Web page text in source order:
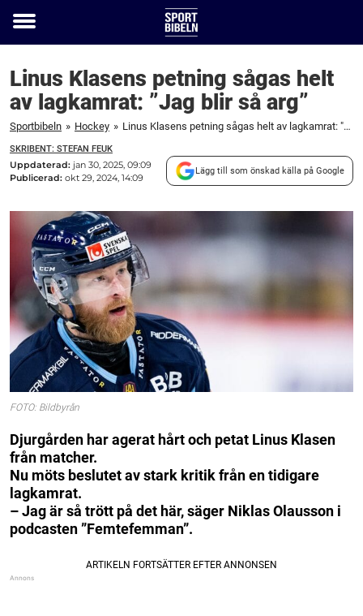
Toggle
Linus Klasens petning sågas helt
av lagkamrat: ”Jag blir så arg”
Sportbibeln » Hockey » Linus Klasens petning sågas helt av lagkamrat: "Jag blir så arg"
SKRIBENT: STEFAN FEUK
Uppdaterad: jan 30, 2025, 09:09
Publicerad: okt 29, 2024, 14:09
Lägg till som önskad källa på Google
FOTO: Bildbyrån
Djurgården har agerat hårt och petat Linus Klasen
från matcher.
Nu möts beslutet av stark kritik från en tidigare
lagkamrat.
– Jag är så trött på det här, säger Niklas Olausson i
podcasten ”Femtefemman”.